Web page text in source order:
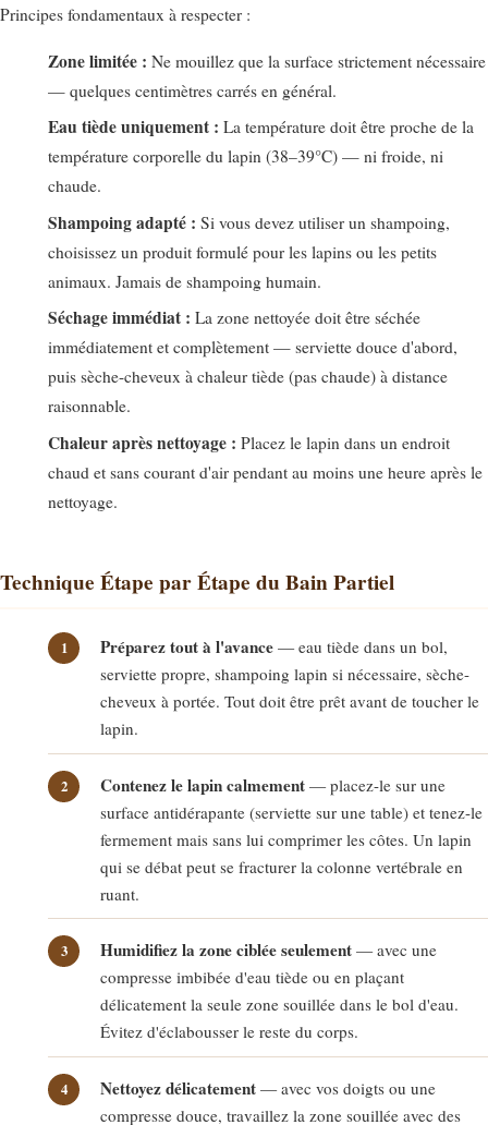
Principes fondamentaux à respecter :
Zone limitée : Ne mouillez que la surface strictement nécessaire
— quelques centimètres carrés en général.
Eau tiède uniquement : La température doit être proche de la
température corporelle du lapin (38–39°C) — ni froide, ni
chaude.
Shampoing adapté : Si vous devez utiliser un shampoing,
choisissez un produit formulé pour les lapins ou les petits
animaux. Jamais de shampoing humain.
Séchage immédiat : La zone nettoyée doit être séchée
immédiatement et complètement — serviette douce d'abord,
puis sèche-cheveux à chaleur tiède (pas chaude) à distance
raisonnable.
Chaleur après nettoyage : Placez le lapin dans un endroit
chaud et sans courant d'air pendant au moins une heure après le
nettoyage.
Technique Étape par Étape du Bain Partiel
Préparez tout à l'avance — eau tiède dans un bol,
serviette propre, shampoing lapin si nécessaire, sèche-
cheveux à portée. Tout doit être prêt avant de toucher le
lapin.
Contenez le lapin calmement — placez-le sur une
surface antidérapante (serviette sur une table) et tenez-le
fermement mais sans lui comprimer les côtes. Un lapin
qui se débat peut se fracturer la colonne vertébrale en
ruant.
Humidifiez la zone ciblée seulement — avec une
compresse imbibée d'eau tiède ou en plaçant
délicatement la seule zone souillée dans le bol d'eau.
Évitez d'éclabousser le reste du corps.
Nettoyez délicatement — avec vos doigts ou une
compresse douce, travaillez la zone souillée avec des